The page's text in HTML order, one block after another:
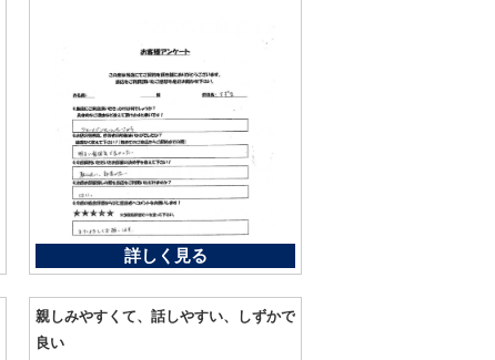
詳しく見る
親しみやすくて、話しやすい、しずかで
良い